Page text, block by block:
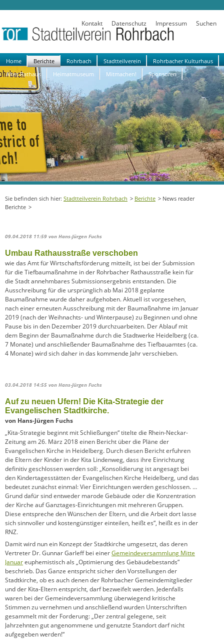
Kontakt Datenschutz Impressum Suchen
Navigation
überspringen
Home Berichte Rohrbach Stadtteilverein
Rohrbacher Kulturhaus
Altes Rathaus
Heimatmuseum Mitmachen! Sponsoren
Stadtteilverein Rohrbach Berichte
News reader
Berichte
09.04.2018 11:59 von Hans-Jürgen Fuchs
Umbau Rathausstraße verschoben
wie das Amt für Wirtschaftsförderung mitteilt, ist bei der Submission
für die Tiefbaumaßnahme in der Rohrbacher Rathausstraße kein für
die Stadt annehmbares Submissionsergebnis entstanden. Die
Ausschreibung für die ursprünglich ab Mai 2018 geplante
Baumaßnahme wurde daher aufgehoben. Aktuell ist vorgesehen,
nach einer erneuten Ausschreibung mit der Baumaßnahme im Januar
2019 (nach der Weihnachts- und Winterpause) zu Beginnen und ohne
Pause bis in den Dezember 2019 durchzuarbeiten. Der Ablauf mit
dem Beginn der Baumaßnahme durch die Stadtwerke Heidelberg (ca.
7 Monate) und anschließender Baumaßnahme des Tiefbauamtes (ca.
4 Monate) wird sich daher in das kommende Jahr verschieben.
03.04.2018 14:55 von Hans-Jürgen Fuchs
Auf zu neuen Ufern! Die Kita-Strategie der
Evangelischen Stadtkirche.
von Hans-Jürgen Fuchs
„Kita-Strategie beginnt mit Schließungen“ titelte die Rhein-Neckar-
Zeitung am 26. März 2018 einen Bericht über die Pläne der
Evangelischen Kirche in Heidelberg. Durch diesen Bericht erfuhren
die Eltern der Kinder in der Kita Lindenweg, dass ihre Einrichtung
definitiv geschlossen werden soll: „Konsolidierung ist angesagt bei
den Kindertagesstätten der Evangelischen Kirche Heidelberg, und das
bedeutet zunächst einmal: Vier Einrichtungen werden geschlossen. …
Grund dafür sind entweder marode Gebäude oder die Konzentration
der Kirche auf Ganztages-Einrichtungen mit mehreren Gruppen.
Diese entspreche den Wünschen der Eltern, und die Arbeit dort lasse
sich sinnvoller und kostengünstiger einteilen, heißt es“, heißt es in der
RNZ.
Damit wird nun ein Konzept der Stadtkirche umgesetzt, das deren
Vertreter Dr. Gunnar Garleff bei einerGemeindeversammlung Mitte
Januareuphemistisch als „Optimierung des Gebäudebestands”
beschrieb. Das Ganze entspricht sicher den Vorstellungen der
Stadtkirche, ob es auch denen der Rohrbacher Gemeindemitglieder
und der Kita-Eltern entspricht, darf bezweifelt werden. Jedenfalls
waren bei der Gemeindeversammlung überwiegend kritische
Stimmen zu vernehmen und anschließend wurden Unterschriften
gesammelt mit der Forderung: „Der zentral gelegene, seit
Jahrzehnten gut angenommene und genutzte Standort darf nicht
aufgegeben werden!“